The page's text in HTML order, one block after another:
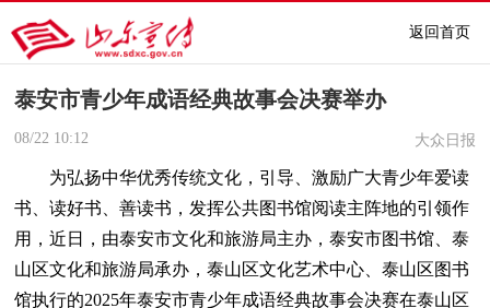
返回首页
泰安市青少年成语经典故事会决赛举办
08/22 10:12 大众日报
为弘扬中华优秀传统文化，引导、激励广大青少年爱读
书、读好书、善读书，发挥公共图书馆阅读主阵地的引领作
用，近日，由泰安市文化和旅游局主办，泰安市图书馆、泰
山区文化和旅游局承办，泰山区文化艺术中心、泰山区图书
馆执行的2025年泰安市青少年成语经典故事会决赛在泰山区